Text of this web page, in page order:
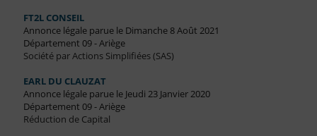
FT2L CONSEIL
Annonce légale parue le Dimanche 8 Août 2021
Département 09 - Ariège
Société par Actions Simplifiées (SAS)
EARL DU CLAUZAT
Annonce légale parue le Jeudi 23 Janvier 2020
Département 09 - Ariège
Réduction de Capital